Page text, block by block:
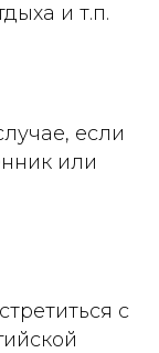
и т.п.
если
или
с